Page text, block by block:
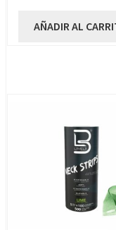
AÑADIR AL